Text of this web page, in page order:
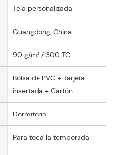
Tela personalizada
Guangdong, China
90 g/m² / 300 TC
Bolsa de PVC + Tarjeta
insertada + Cartón
Dormitorio
Para toda la temporada